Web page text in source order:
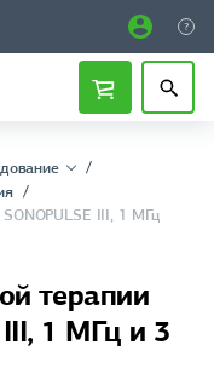
округ
III, 1 МГц
терапии
III, 1 МГц и 3